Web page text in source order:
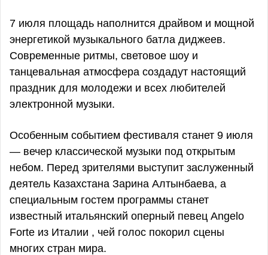
7 июля площадь наполнится драйвом и мощной
энергетикой музыкального батла диджеев.
Современные ритмы, световое шоу и
танцевальная атмосфера создадут настоящий
праздник для молодежи и всех любителей
электронной музыки.
Особенным событием фестиваля станет 9 июля
— вечер классической музыки под открытым
небом. Перед зрителями выступит заслуженный
деятель Казахстана Зарина Алтынбаева, а
специальным гостем программы станет
известный итальянский оперный певец Angelo
Forte из Италии , чей голос покорил сцены
многих стран мира.